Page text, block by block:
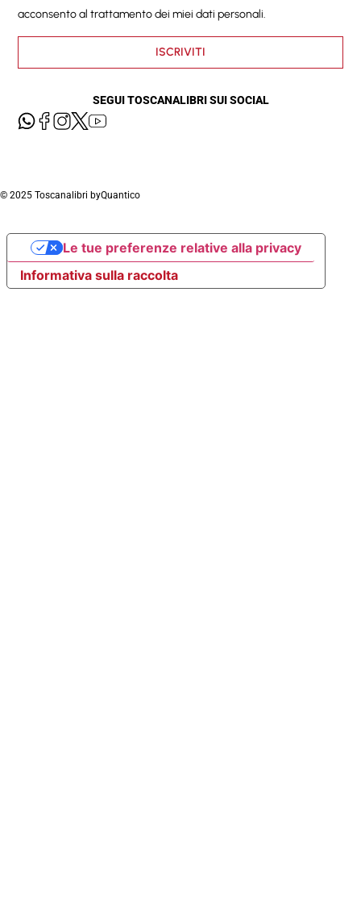
acconsento al trattamento dei miei dati personali.
ISCRIVITI
SEGUI TOSCANALIBRI SUI SOCIAL
© 2025 Toscanalibri byQuantico
Informativa sulla raccolta
Le tue preferenze relative alla privacy